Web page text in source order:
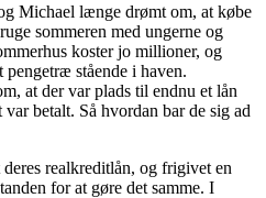
Michael længe drømt om, at købe
sommeren med ungerne og
koster jo millioner, og
stående i haven.
at der var plads til endnu et lån
betalt. Så hvordan bar de sig ad
realkreditlån, og frigivet en
for at gøre det samme. I